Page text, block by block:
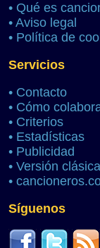
• Qué es
• Aviso legal
• Política de
Servicios
• Contacto
• Cómo
• Criterios
• Estadísticas
• Publicidad
• Versión clásica
•
Síguenos